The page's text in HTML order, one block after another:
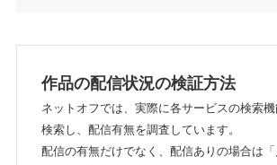
作品の配信状況の検証方法
ネットオフでは、実際に各サービスの検索
検索し、配信有無を調査しています。
配信の有無だけでなく、配信ありの場合は